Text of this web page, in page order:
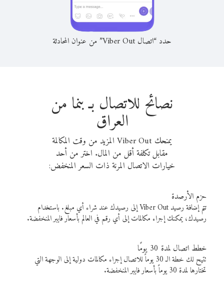
حدد “اتصال Viber Out” من عنوان المحادثة
نصائح للاتصال بـ بنما من
العراق
يمنحك Viber Out المزيد من وقت المكالمة
مقابل تكلفة أقل من المال. اختر من أحد
خيارات الاتصال المرنة ذات السعر المنخفض:
حزم الأرصدة
تتم إضافة رصيد Viber Out إلى رصيدك عند شراء أي مبلغ. باستخدام
رصيدك، يمكنك إجراء مكالمات إلى أي رقم في العالم بأسعار فايبر المنخفضة.
خطط اتصال لمدة 30 يومًا
تتيح لك خطة الـ 30 يوماً للاتصال إجراء مكالمات دولية إلى الوجهة التي
تختارها لمدة 30 يوماً بأسعار فايبر المنخفضة.